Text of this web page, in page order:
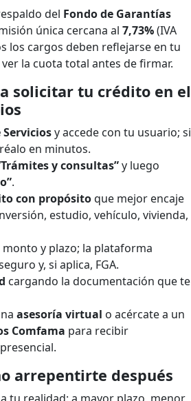
del Fondo de Garantías
única cercana al 7,73%(IVA
los cargos deben reflejarse en tu
la cuota total antes de firmar.
solicitar tu crédito en el
y accede con tu usuario; si
en minutos.
y consultas”y luego
.
con propósitoque mejor encaje
estudio, vehículo, vivienda,
y plazo; la plataforma
y, si aplica, FGA.
cargando la documentación que te
asesoría virtual o acércate a un
Comfama para recibir
arrepentirte después